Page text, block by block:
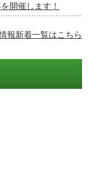
開催します！
報新着一覧はこちら